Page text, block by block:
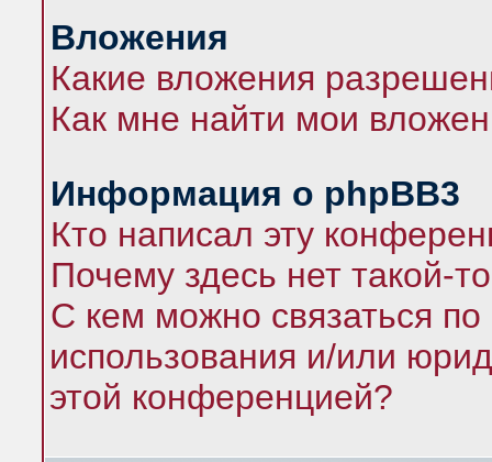
Вложения
Какие вложения
Как мне найти мои
Информация о phpBB3
Кто написал эту
Почему здесь нет такой-
С кем можно связаться по
использования и/или
этой конференцией?